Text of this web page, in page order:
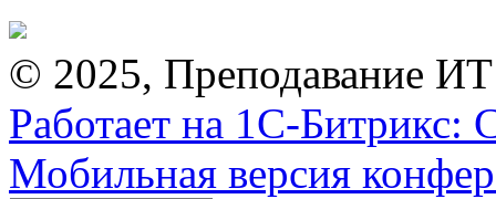
© 2025, Преподавание
Работает на 1С-Битрикс:
Мобильная версия